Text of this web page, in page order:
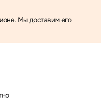
Мы доставим его